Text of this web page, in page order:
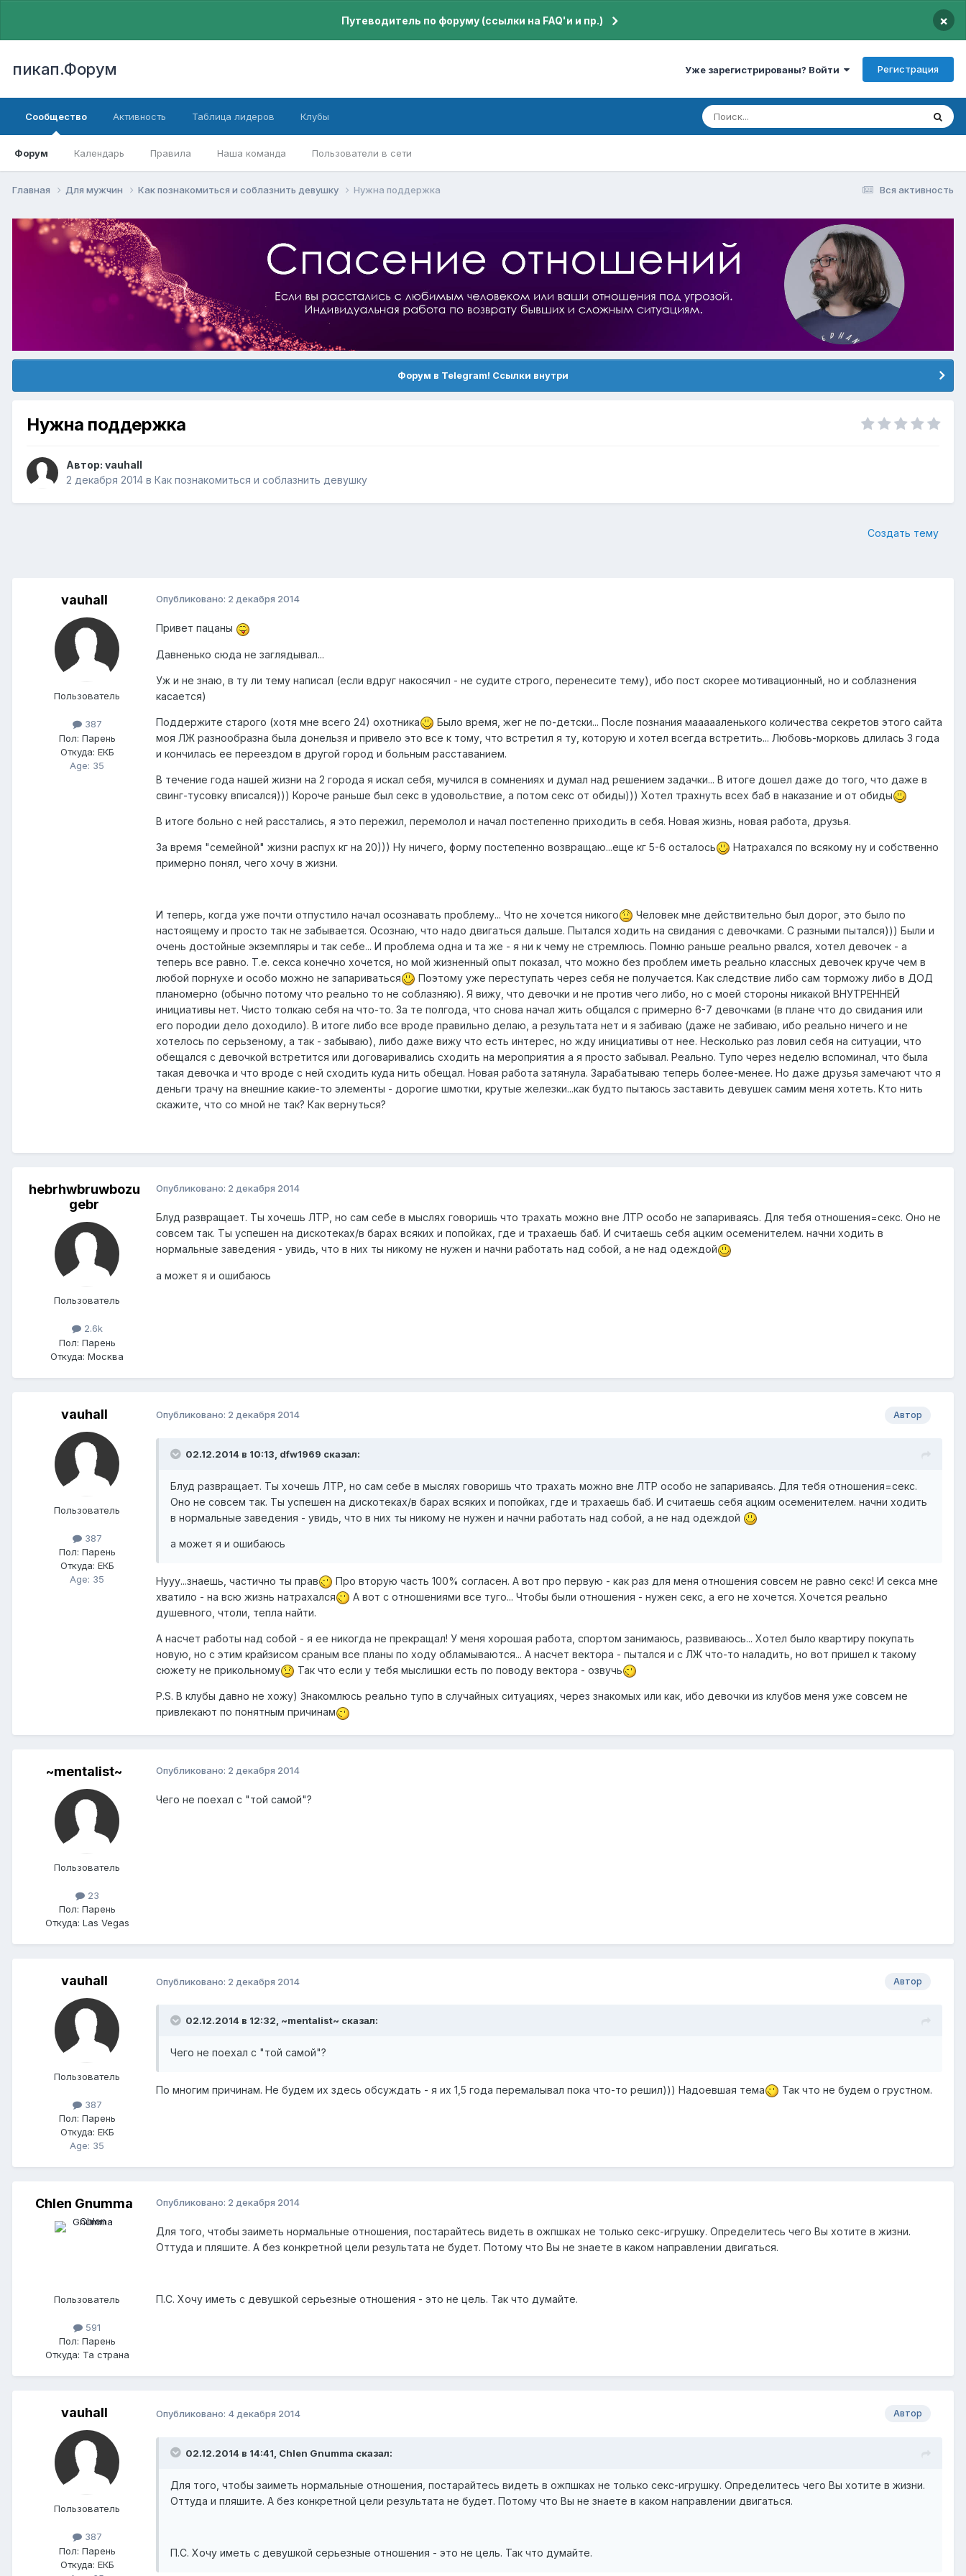
Путеводитель по форуму (ссылки на FAQ'и и пр.) ×
пикап.Форум Уже зарегистрированы? Войти Регистрация
Сообщество
Форум Календарь Правила Наша команда Пользователи в сети
Активность Таблица лидеров Клубы
Вся активность
Главная Для мужчин Как познакомиться и соблазнить девушку Нужна поддержка
Форум в Telegram! Ссылки внутри
Нужна поддержка
Автор: vauhall
2 декабря 2014 в Как познакомиться и соблазнить девушку
Создать тему
vauhall
Пользователь
387
Пол: Парень
Откуда: ЕКБ
Age: 35
Опубликовано: 2 декабря 2014
Привет пацаны
Давненько сюда не заглядывал...
Уж и не знаю, в ту ли тему написал (если вдруг накосячил - не судите строго, перенесите тему), ибо пост скорее мотивационный, но и соблазнения
касается)
Поддержите старого (хотя мне всего 24) охотника
Было время, жег не по-детски... После познания маааааленького количества секретов этого сайта
моя ЛЖ разнообразна была донельзя и привело это все к тому, что встретил я ту, которую и хотел всегда встретить... Любовь-морковь длилась 3 года
и кончилась ее переездом в другой город и больным расставанием.
В течение года нашей жизни на 2 города я искал себя, мучился в сомнениях и думал над решением задачки... В итоге дошел даже до того, что даже в
свинг-тусовку вписался))) Короче раньше был секс в удовольствие, а потом секс от обиды))) Хотел трахнуть всех баб в наказание и от обиды
В итоге больно с ней расстались, я это пережил, перемолол и начал постепенно приходить в себя. Новая жизнь, новая работа, друзья.
За время "семейной" жизни распух кг на 20))) Ну ничего, форму постепенно возвращаю...еще кг 5-6 осталось
Натрахался по всякому ну и собственно
примерно понял, чего хочу в жизни.
И теперь, когда уже почти отпустило начал осознавать проблему... Что не хочется никого
Человек мне действительно был дорог, это было по
настоящему и просто так не забывается. Осознаю, что надо двигаться дальше. Пытался ходить на свидания с девочками. С разными пытался))) Были и
очень достойные экземпляры и так себе... И проблема одна и та же - я ни к чему не стремлюсь. Помню раньше реально рвался, хотел девочек - а
теперь все равно. Т.е. секса конечно хочется, но мой жизненный опыт показал, что можно без проблем иметь реально классных девочек круче чем в
любой порнухе и особо можно не запариваться
Поэтому уже переступать через себя не получается. Как следствие либо сам торможу либо в ДОД
планомерно (обычно потому что реально то не соблазняю). Я вижу, что девочки и не против чего либо, но с моей стороны никакой ВНУТРЕННЕЙ
инициативы нет. Чисто толкаю себя на что-то. За те полгода, что снова начал жить общался с примерно 6-7 девочками (в плане что до свидания или
его породии дело доходило). В итоге либо все вроде правильно делаю, а результата нет и я забиваю (даже не забиваю, ибо реально ничего и не
хотелось по серьзеному, а так - забываю), либо даже вижу что есть интерес, но жду инициативы от нее. Несколько раз ловил себя на ситуации, что
обещался с девочкой встретится или договаривались сходить на мероприятия а я просто забывал. Реально. Тупо через неделю вспоминал, что была
такая девочка и что вроде с ней сходить куда нить обещал. Новая работа затянула. Зарабатываю теперь более-менее. Но даже друзья замечают что я
деньги трачу на внешние какие-то элементы - дорогие шмотки, крутые железки...как будто пытаюсь заставить девушек самим меня хотеть. Кто нить
скажите, что со мной не так? Как вернуться?
hebrhwbruwbozu
gebr
Пользователь
2.6k
Пол: Парень
Откуда: Москва
Опубликовано: 2 декабря 2014
Блуд развращает. Ты хочешь ЛТР, но сам себе в мыслях говоришь что трахать можно вне ЛТР особо не запариваясь. Для тебя отношения=секс. Оно не
совсем так. Ты успешен на дискотеках/в барах всяких и попойках, где и трахаешь баб. И считаешь себя ацким осеменителем. начни ходить в
нормальные заведения - увидь, что в них ты никому не нужен и начни работать над собой, а не над одеждой
а может я и ошибаюсь
vauhall
Пользователь
387
Пол: Парень
Откуда: ЕКБ
Age: 35
Автор
Опубликовано: 2 декабря 2014
02.12.2014 в 10:13, dfw1969 сказал:
Блуд развращает. Ты хочешь ЛТР, но сам себе в мыслях говоришь что трахать можно вне ЛТР особо не запариваясь. Для тебя отношения=секс.
Оно не совсем так. Ты успешен на дискотеках/в барах всяких и попойках, где и трахаешь баб. И считаешь себя ацким осеменителем. начни ходить
в нормальные заведения - увидь, что в них ты никому не нужен и начни работать над собой, а не над одеждой
а может я и ошибаюсь
Нууу...знаешь, частично ты прав
Про вторую часть 100% согласен. А вот про первую - как раз для меня отношения совсем не равно секс! И секса мне
хватило - на всю жизнь натрахался
А вот с отношениями все туго... Чтобы были отношения - нужен секс, а его не хочется. Хочется реально
душевного, чтоли, тепла найти.
А насчет работы над собой - я ее никогда не прекращал! У меня хорошая работа, спортом занимаюсь, развиваюсь... Хотел было квартиру покупать
новую, но с этим крайзисом сраным все планы по ходу обламываются... А насчет вектора - пытался и с ЛЖ что-то наладить, но вот пришел к такому
сюжету не прикольному
Так что если у тебя мыслишки есть по поводу вектора - озвучь
P.S. В клубы давно не хожу) Знакомлюсь реально тупо в случайных ситуациях, через знакомых или как, ибо девочки из клубов меня уже совсем не
привлекают по понятным причинам
~mentalist~
Пользователь
23
Пол: Парень
Откуда: Las Vegas
Опубликовано: 2 декабря 2014
Чего не поехал с "той самой"?
vauhall
Пользователь
387
Пол: Парень
Откуда: ЕКБ
Age: 35
Автор
Опубликовано: 2 декабря 2014
02.12.2014 в 12:32, ~mentalist~ сказал:
Чего не поехал с "той самой"?
По многим причинам. Не будем их здесь обсуждать - я их 1,5 года перемалывал пока что-то решил))) Надоевшая тема Так что не будем о грустном.
Chlen Gnumma
Пользователь
591
Пол: Парень
Откуда: Та страна
Опубликовано: 2 декабря 2014
Для того, чтобы заиметь нормальные отношения, постарайтесь видеть в ожпшках не только секс-игрушку. Определитесь чего Вы хотите в жизни.
Оттуда и пляшите. А без конкретной цели результата не будет. Потому что Вы не знаете в каком направлении двигаться.
П.С. Хочу иметь с девушкой серьезные отношения - это не цель. Так что думайте.
vauhall
Пользователь
387
Пол: Парень
Откуда: ЕКБ
Автор
Опубликовано: 4 декабря 2014
02.12.2014 в 14:41, Chlen Gnumma сказал:
Для того, чтобы заиметь нормальные отношения, постарайтесь видеть в ожпшках не только секс-игрушку. Определитесь чего Вы хотите в жизни.
Оттуда и пляшите. А без конкретной цели результата не будет. Потому что Вы не знаете в каком направлении двигаться.
П.С. Хочу иметь с девушкой серьезные отношения - это не цель. Так что думайте.